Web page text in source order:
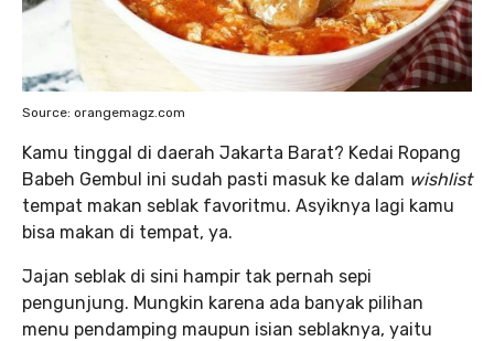
Source: orangemagz.com
Kamu tinggal di daerah Jakarta Barat? Kedai Ropang
Babeh Gembul ini sudah pasti masuk ke dalam wishlist
tempat makan seblak favoritmu. Asyiknya lagi kamu
bisa makan di tempat, ya.
Jajan seblak di sini hampir tak pernah sepi
pengunjung. Mungkin karena ada banyak pilihan
menu pendamping maupun isian seblaknya, yaitu